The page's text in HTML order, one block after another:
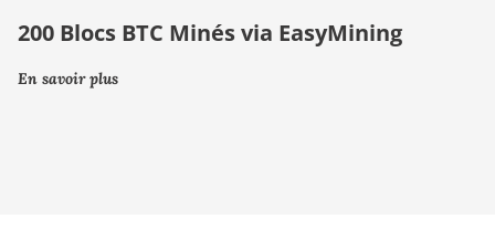
200 Blocs BTC Minés via EasyMining
En savoir plus